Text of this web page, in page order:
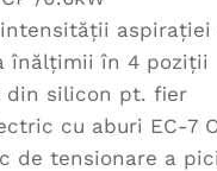
înălţimii în 4 poziţii
din silicon pt. fier
cu aburi EC-7
de tensionare a